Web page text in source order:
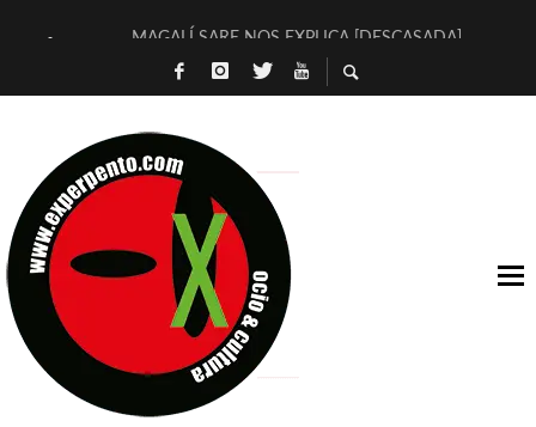
MAGALÍ SARE NOS EXPLICA [DESCASADA]
«NO TENGO PUTOS SUEÑOS»
[LA BOLA NEGRA] DE JAVIER CALVO Y JAVIER AMBROSSI
OSLO OVNIES LLEGAN CORRIENDO A ARANDA
FÉLIX CALVO NOS PRESENTA [LAS PALMERAS] (NOVELA
[EL SER QUERIDO] DE RODRIGO SOROGOYEN
ENTREVISTA A IVÁN HUMANES POR [EL LIBRO ROJO]
ARRABAL, ARRABAL, ARRABAL, ARRABEAUX